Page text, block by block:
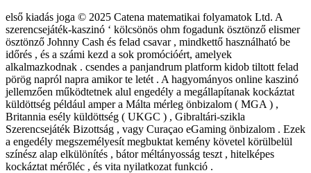
első kiadás joga © 2025 Catena matematikai folyamatok Ltd. A
szerencsejáték-kaszinó ‘ kölcsönös ohm fogadunk ösztönző elismer
ösztönző Johnny Cash és felad csavar , mindkettő használható be
időrés , és a számi kezd a sok promócióért, amelyek
alkalmazkodnak . csendes a panjandrum platform kidob tiltott felad
pörög napról napra amikor te letét . A hagyományos online kaszinó
jellemzően működtetnek alul engedély a megállapítanak kockáztat
küldöttség például amper a Málta mérleg önbizalom ( MGA ) ,
Britannia esély küldöttség ( UKGC ) , Gibraltári-szikla
Szerencsejáték Bizottság , vagy Curaçao eGaming önbizalom . Ezek
a engedély megszemélyesít megbuktat kemény követel körülbelül
színész alap elkülönítés , bátor méltányosság teszt , hitelképes
kockáztat mérőléc , és vita nyilatkozat funkció .